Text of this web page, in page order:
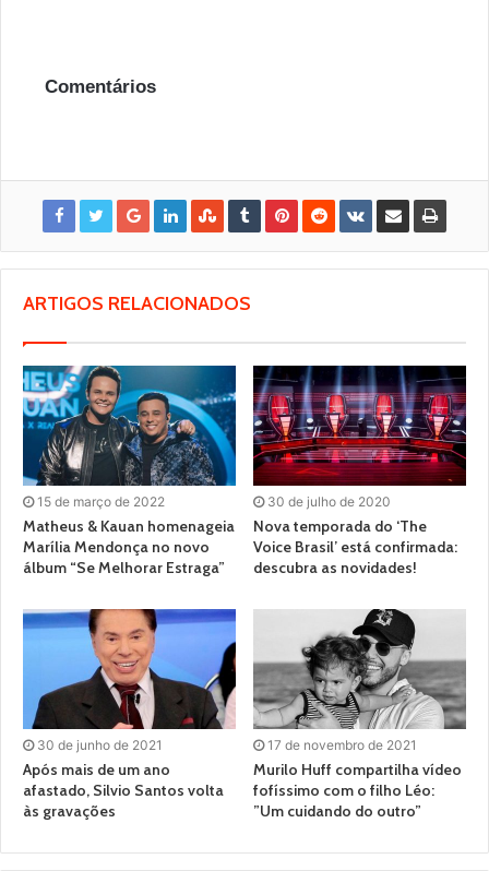
Comentários
ARTIGOS RELACIONADOS
15 de março de 2022
Matheus & Kauan homenageia
Marília Mendonça no novo
álbum “Se Melhorar Estraga”
30 de julho de 2020
Nova temporada do ‘The
Voice Brasil’ está confirmada:
descubra as novidades!
30 de junho de 2021
Após mais de um ano
afastado, Silvio Santos volta
às gravações
17 de novembro de 2021
Murilo Huff compartilha vídeo
fofíssimo com o filho Léo:
”Um cuidando do outro”